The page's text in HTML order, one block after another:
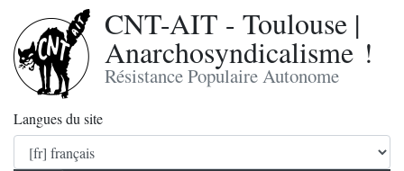
CNT-AIT - Toulouse |
Anarchosyndicalisme !
Résistance Populaire Autonome
Langues du site